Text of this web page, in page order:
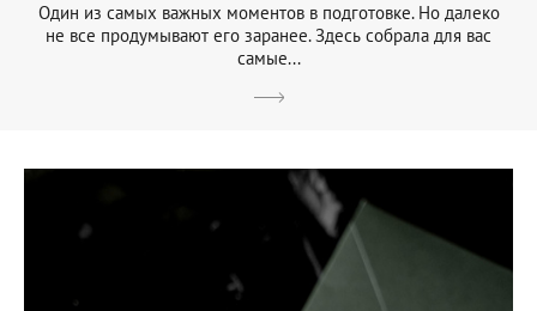
Один из самых важных моментов в подготовке. Но далеко
не все продумывают его заранее. Здесь собрала для вас
самые...